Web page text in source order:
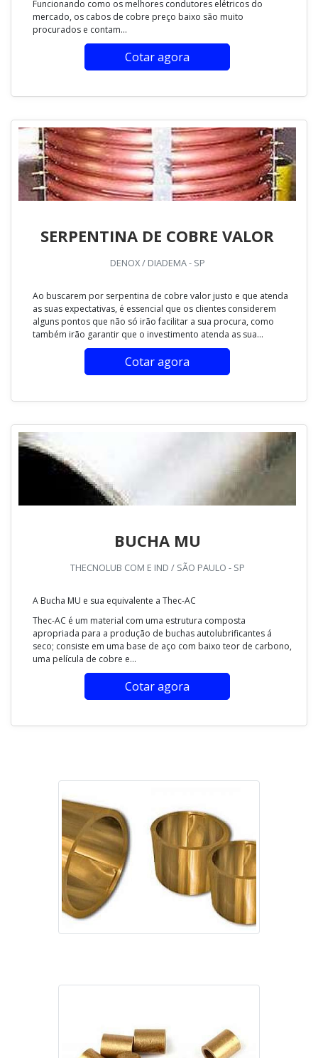
Funcionando como os melhores condutores elétricos do
mercado, os cabos de cobre preço baixo são muito
procurados e contam...
Cotar agora
SERPENTINA DE COBRE VALOR
DENOX / DIADEMA - SP
Ao buscarem por serpentina de cobre valor justo e que atenda
as suas expectativas, é essencial que os clientes considerem
alguns pontos que não só irão facilitar a sua procura, como
também irão garantir que o investimento atenda as sua...
Cotar agora
BUCHA MU
THECNOLUB COM E IND / SÃO PAULO - SP
A Bucha MU e sua equivalente a Thec-AC
Thec-AC é um material com uma estrutura composta
apropriada para a produção de buchas autolubrificantes á
seco; consiste em uma base de aço com baixo teor de carbono,
uma película de cobre e...
Cotar agora